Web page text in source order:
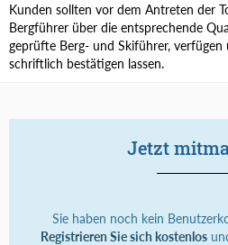
Kunden sollten vor dem Antreten der
Bergführer über die entsprechende
geprüfte Berg- und Skiführer, verfügen
schriftlich bestätigen lassen.
Jetzt
Sie haben noch kein
Registrieren Sie sich kostenlos